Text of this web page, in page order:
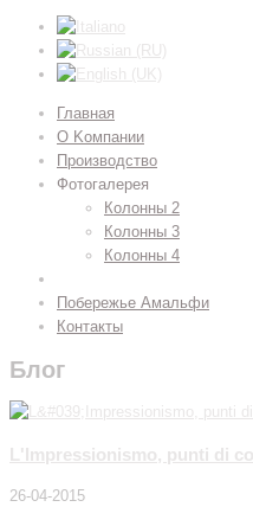
Главная
О Kомпании
Производство
Фотогалерея
Колонны 2
Колонны 3
Колонны 4
Побережье Амальфи
Контакты
Блог
L'Impressionismo, punti di
26-04-2015